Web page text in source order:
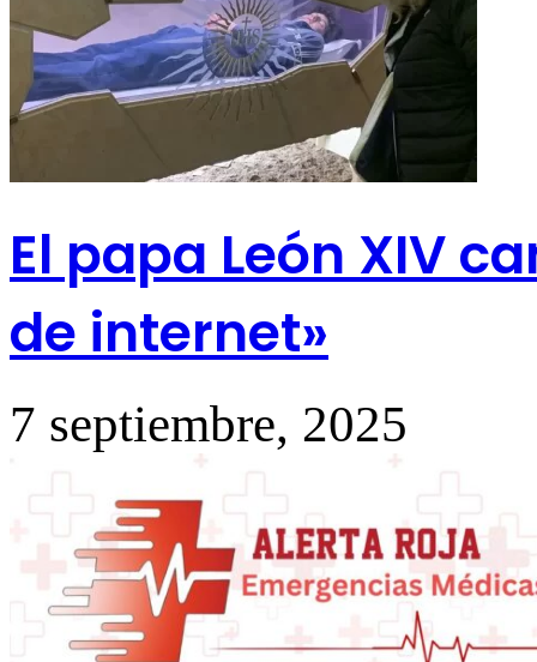
El papa León XIV
de internet»
7 septiembre, 2025